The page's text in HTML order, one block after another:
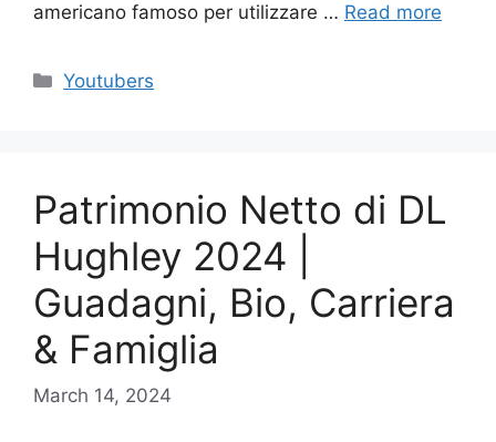
americano famoso per utilizzare … Read more
Categories
Youtubers
Patrimonio Netto di DL
Hughley 2024 |
Guadagni, Bio, Carriera
& Famiglia
March 14, 2024